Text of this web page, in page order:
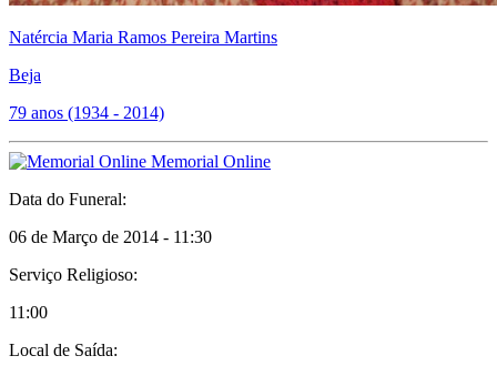
Natércia Maria Ramos Pereira Martins
Beja
79 anos (1934 - 2014)
Memorial Online
Data do Funeral:
06 de Março de 2014 - 11:30
Serviço Religioso:
11:00
Local de Saída: